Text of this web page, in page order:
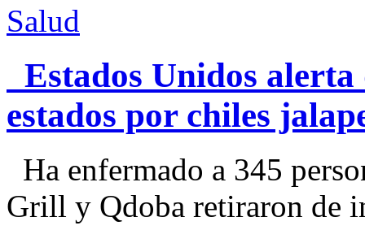
Salud
Estados Unidos alerta
estados por chiles
Ha enfermado a 345
Grill y Qdoba retiraron de